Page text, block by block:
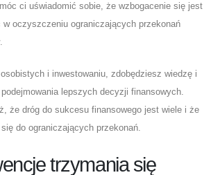
ci uświadomić sobie, że wzbogacenie się jest
w oczyszczeniu ograniczających przekonań
i inwestowaniu, zdobędziesz wiedzę i
lepszych decyzji finansowych.
że dróg do sukcesu finansowego jest wiele i że
do ograniczających przekonań.
trzymania się